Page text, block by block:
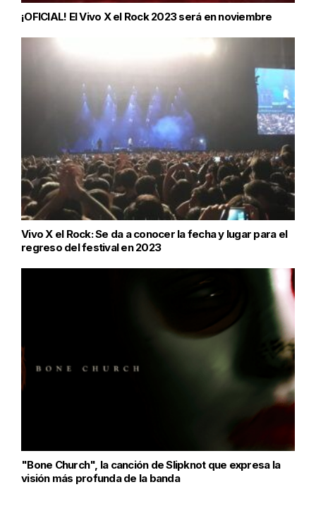
¡OFICIAL! El Vivo X el Rock 2023 será en noviembre
Vivo X el Rock: Se da a conocer la fecha y lugar para el
regreso del festival en 2023
"Bone Church", la canción de Slipknot que expresa la
visión más profunda de la banda